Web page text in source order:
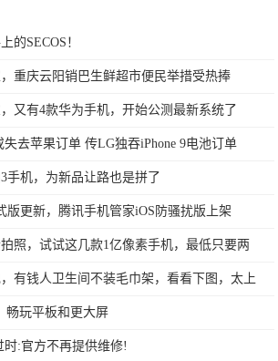
的SECOS！
重庆云阳销巴生鲜超市便民举措受热捧
又有4款华为手机，开始公测最新系统了
去苹果订单 传LG独吞iPhone 9电池订单
手机，为新品让路也是拼了
版更新，腾讯手机管家iOS防骚扰版上架
照，试试这几款1亿像素手机，最低只要两
有钱人卫生间不装毛巾架，看看下图，太上
畅玩平板和更大屏
时:官方不再提供维修!